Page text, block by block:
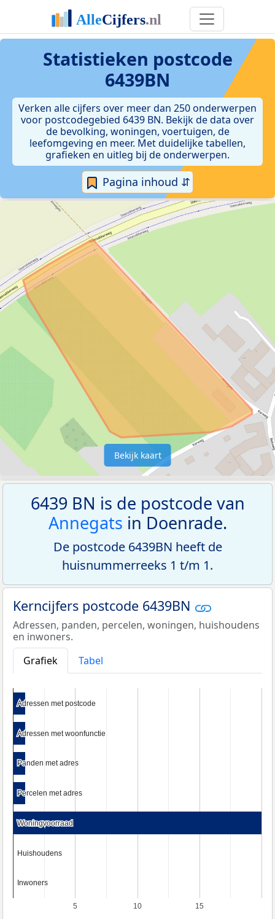
Statistieken postcode
6439BN
Verken alle cijfers over meer dan 250 onderwerpen
voor postcodegebied 6439 BN. Bekijk de data over
de bevolking, woningen, voertuigen, de
leefomgeving en meer. Met duidelijke tabellen,
grafieken en uitleg bij de onderwerpen.
Pagina inhoud ⇵
Bekijk kaart
6439 BN is de postcode van
Annegats in Doenrade.
De postcode 6439BN heeft de
huisnummerreeks 1 t/m 1.
Kerncijfers postcode 6439BN
Adressen, panden, percelen, woningen, huishoudens
en inwoners.
Grafiek
Tabel
5 10 15
Adressen met postcode
Adressen met postcode
Adressen met woonfunctie
Adressen met woonfunctie
Panden met adres
Panden met adres
Percelen met adres
Percelen met adres
Woningvoorraad
Woningvoorraad
Huishoudens
Huishoudens
Inwoners
Inwoners